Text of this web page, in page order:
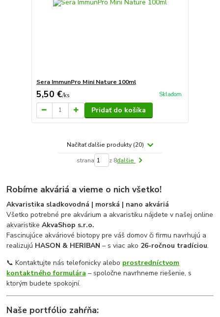
Sera ImmunPro Mini Nature 100ml
5,50 €/ks Skladom
Pridať do košíka
Načítať ďalšie produkty (20)
strana z 8ďalšie
Robíme akváriá a vieme o nich všetko!
Akvaristika sladkovodná | morská | nano akváriá
Všetko potrebné pre akvárium a akvaristiku nájdete v našej online
akvaristikeAkvaShop s.r.o.
Fascinujúce akváriové biotopy pre váš domov či firmu navrhujú a
realizujú HASON & HERIBAN – s viac ako 26-ročnou tradíciou.
📞 Kontaktujte nás telefonicky alebo prostredníctvom
kontaktného formulára – spoločne navrhneme riešenie, s
ktorým budete spokojní.
Naše portfólio zahŕňa: